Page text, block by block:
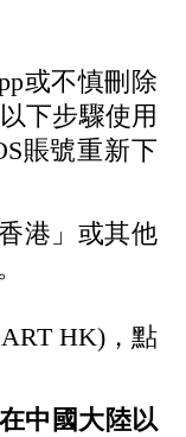
或不慎刪除
下步驟使用
賬號重新下
港」或其他
HK)，點
中國大陸以